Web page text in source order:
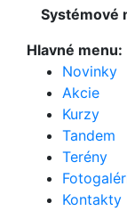
Systémové
Hlavné menu:
Novinky
Akcie
Kurzy
Tandem
Terény
Kontakty